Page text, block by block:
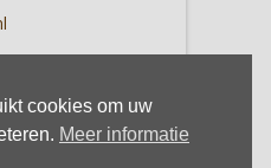
cookies om uw
Meer informatie